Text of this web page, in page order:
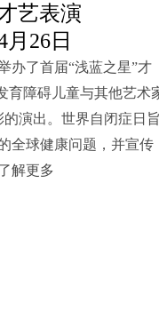
艺表演
月26日
办了首届“浅蓝之星”才
育障碍儿童与其他艺术
演出。世界自闭症日旨
全球健康问题，并宣传
解更多